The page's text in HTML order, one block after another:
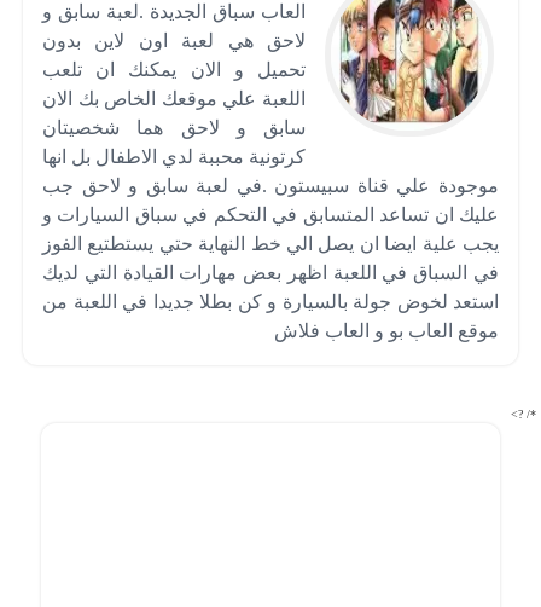
العاب سباق الجديدة .لعبة سابق و
لاحق هي لعبة اون لاين بدون
تحميل و الان يمكنك ان تلعب
اللعبة علي موقعك الخاص بك الان
سابق و لاحق هما شخصيتان
كرتونية محببة لدي الاطفال بل انها
موجودة علي قناة سبيستون .في لعبة سابق و لاحق جب
عليك ان تساعد المتسابق في التحكم في سباق السيارات و
يجب علية ايضا ان يصل الي خط النهاية حتي يستطتيع الفوز
في السباق في اللعبة اظهر بعض مهارات القيادة التي لديك
استعد لخوض جولة بالسيارة و كن بطلا جديدا في اللعبة من
موقع العاب بو و العاب فلاش
*/ ?>